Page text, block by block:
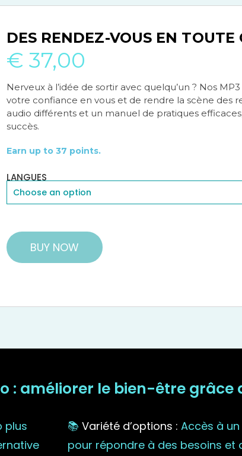
DES RENDEZ-VOUS EN TOUTE
€ 37,00
Nerveux à l’idée de sortir avec quelqu’un ? Nos
votre confiance en vous et de rendre la scène des
audio différents et un manuel de pratiques
succès.
Earn up to 37 points.
LANGUES
BUY NOW
: améliorer le bien-être
plus
📚 Variété d’options : Accès à
pour répondre à des besoins et